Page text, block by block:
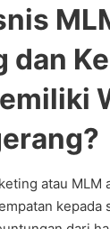
dan
atau MLM
kepada